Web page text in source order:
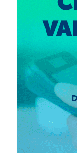
Portarias
Resoluções
Desagravo